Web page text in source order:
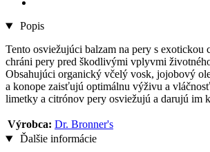
Popis
Tento osviežujúci balzam na pery s exotickou
chráni pery pred škodlivými vplyvmi
Obsahujúci organický včelý vosk, jojobový
a konope zaisťujú optimálnu výživu a
limetky a citrónov pery osviežujú a darujú im
Výrobca: Dr. Bronner's
Ďalšie informácie